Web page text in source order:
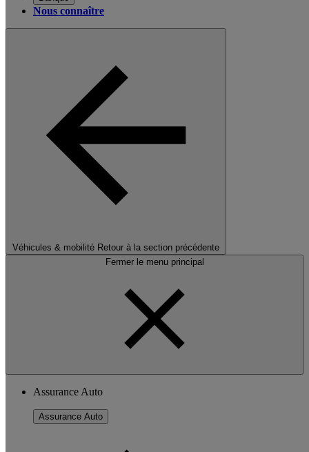
Nous connaître
Véhicules & mobilité Retour à la section précédente
Fermer le menu principal
Assurance Auto
Assurance Auto